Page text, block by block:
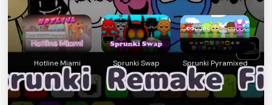
Hotline Miami Sprunki Swap Sprunki Pyramixed